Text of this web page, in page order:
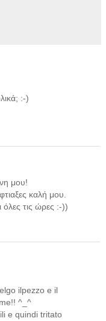
:-)
μου!
καλή μου.
τις ώρες :-))
ilpezzo e il
^_^
e quindi tritato